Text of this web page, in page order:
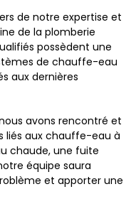
de notre expertise et
de la plomberie
possèdent une
de chauffe-eau
aux dernières
avons rencontré et
liés aux chauffe-eau à
chaude, une fuite
équipe saura
et apporter une